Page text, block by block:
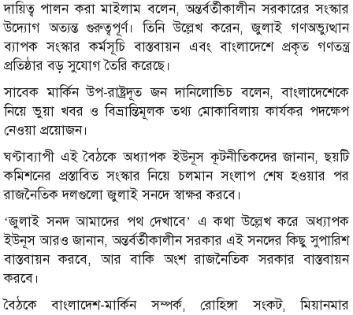
দায়িত্ব পালন করা মাইলাম বলেন, অন্তর্বর্তীকালীন সরকারের সংস্কার
উদ্যোগ অত্যন্ত গুরুত্বপূর্ণ। তিনি উল্লেখ করেন, জুলাই গণঅভ্যুত্থান
ব্যাপক সংস্কার কর্মসূচি বাস্তবায়ন এবং বাংলাদেশে প্রকৃত গণতন্ত্র
প্রতিষ্ঠার বড় সুযোগ তৈরি করেছে।
সাবেক মার্কিন উপ-রাষ্ট্রদূত জন দানিলোভিচ বলেন, বাংলাদেশেকে
নিয়ে ভুয়া খবর ও বিভ্রান্তিমূলক তথ্য মোকাবিলায় কার্যকর পদক্ষেপ
নেওয়া প্রয়োজন।
ঘণ্টাব্যাপী এই বৈঠকে অধ্যাপক ইউনূস কূটনীতিকদের জানান, ছয়টি
কমিশনের প্রস্তাবিত সংস্কার নিয়ে চলমান সংলাপ শেষ হওয়ার পর
রাজনৈতিক দলগুলো জুলাই সনদে স্বাক্ষর করবে।
‘জুলাই সনদ আমাদের পথ দেখাবে’ এ কথা উল্লেখ করে অধ্যাপক
ইউনূস আরও জানান, অন্তর্বর্তীকালীন সরকার এই সনদের কিছু সুপারিশ
বাস্তবায়ন করবে, আর বাকি অংশ রাজনৈতিক সরকার বাস্তবায়ন
করবে।
বৈঠকে বাংলাদেশ-মার্কিন সম্পর্ক, রোহিঙ্গা সংকট, মিয়ানমার